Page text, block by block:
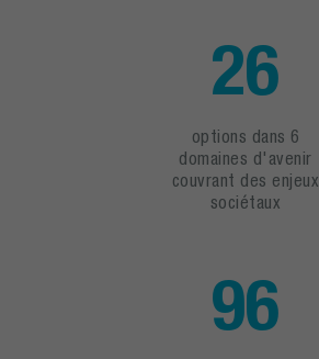
26
options dans 6
domaines d'avenir
couvrant des enjeux
sociétaux
96